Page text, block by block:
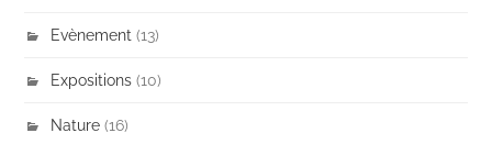
Evènement (13)
Expositions (10)
Nature (16)